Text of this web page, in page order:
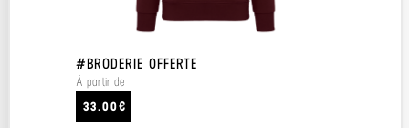
#BRODERIE OFFERTE
À partir de
33.00€